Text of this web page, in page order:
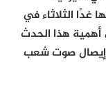
غدًا الثلاثاء في
هذا الحدث
وإيصال صوت شعب